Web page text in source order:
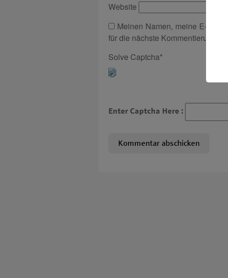
Website
Meinen Namen, meine E-Mail-
für die nächste Kommentierung
Solve Captcha*
Enter Captcha Here :